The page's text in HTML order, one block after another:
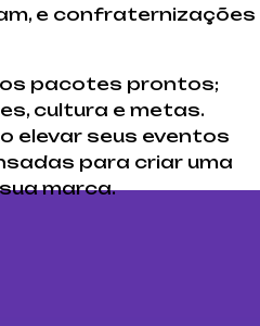
e confraternizações
pacotes prontos;
cultura e metas.
elevar seus eventos
para criar uma
marca.